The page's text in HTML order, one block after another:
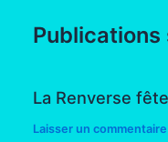
Publications
La Renverse
Laisser un commentaire